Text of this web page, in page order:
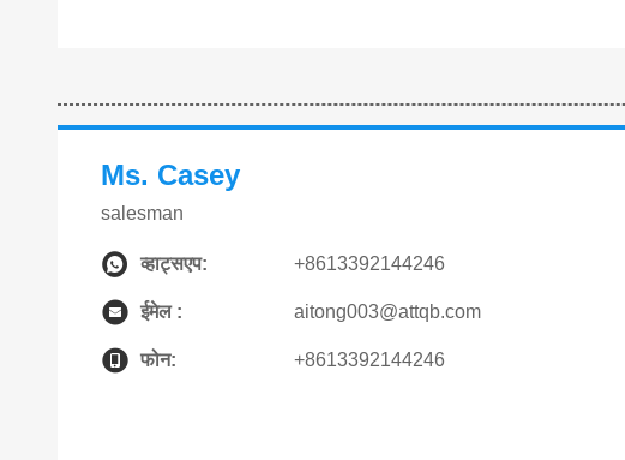
Ms. Casey
salesman
व्हाट्सएप: +8613392144246
ईमेल : aitong003@attqb.com
फोन: +8613392144246